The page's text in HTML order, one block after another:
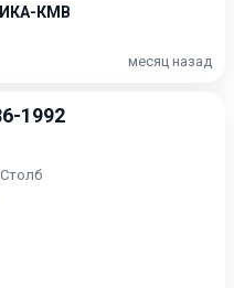
КМВ
месяц назад
1992